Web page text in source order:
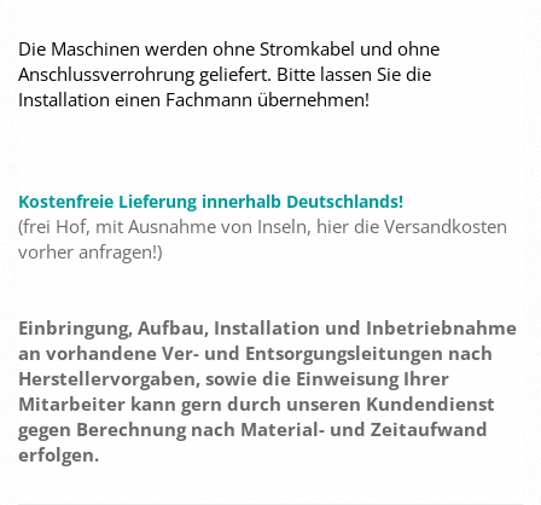
Die Maschinen werden ohne Stromkabel und ohne
Anschlussverrohrung geliefert. Bitte lassen Sie die
Installation einen Fachmann übernehmen!
Kostenfreie Lieferung innerhalb Deutschlands!
(frei Hof, mit Ausnahme von Inseln, hier die Versandkosten
vorher anfragen!)
Einbringung, Aufbau, Installation und Inbetriebnahme
an vorhandene Ver- und Entsorgungsleitungen nach
Herstellervorgaben, sowie die Einweisung Ihrer
Mitarbeiter kann gern durch unseren Kundendienst
gegen Berechnung nach Material- und Zeitaufwand
erfolgen.